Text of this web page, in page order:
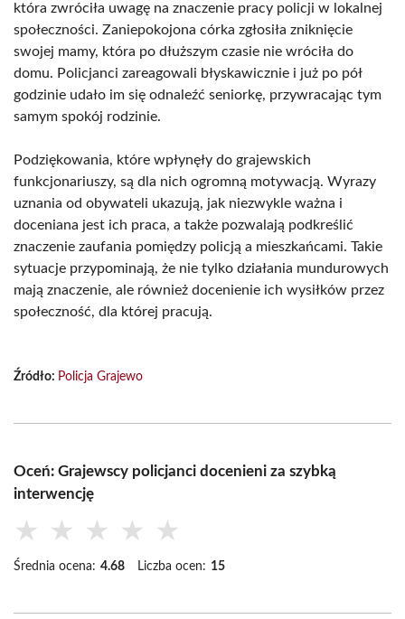
która zwróciła uwagę na znaczenie pracy policji w lokalnej
społeczności. Zaniepokojona córka zgłosiła zniknięcie
swojej mamy, która po dłuższym czasie nie wróciła do
domu. Policjanci zareagowali błyskawicznie i już po pół
godzinie udało im się odnaleźć seniorkę, przywracając tym
samym spokój rodzinie.
Podziękowania, które wpłynęły do grajewskich
funkcjonariuszy, są dla nich ogromną motywacją. Wyrazy
uznania od obywateli ukazują, jak niezwykle ważna i
doceniana jest ich praca, a także pozwalają podkreślić
znaczenie zaufania pomiędzy policją a mieszkańcami. Takie
sytuacje przypominają, że nie tylko działania mundurowych
mają znaczenie, ale również docenienie ich wysiłków przez
społeczność, dla której pracują.
Źródło: Policja Grajewo
Oceń: Grajewscy policjanci docenieni za szybką
interwencję
★ ★ ★ ★ ★
Średnia ocena: 4.68 Liczba ocen: 15